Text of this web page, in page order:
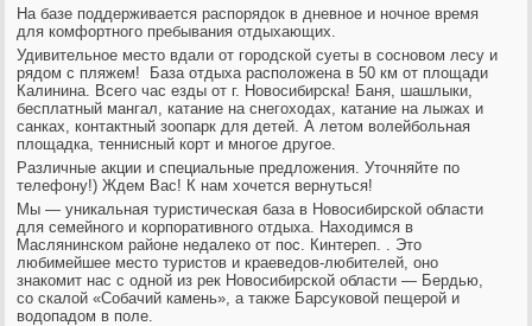
На базе поддерживается распорядок в дневное и ночное время
для комфортного пребывания отдыхающих.
Удивительное место вдали от городской суеты в сосновом лесу и
рядом с пляжем! База отдыха расположена в 50 км от площади
Калинина. Всего час езды от г. Новосибирска! Баня, шашлыки,
бесплатный мангал, катание на снегоходах, катание на лыжах и
санках, контактный зоопарк для детей. А летом волейбольная
площадка, теннисный корт и многое другое.
Различные акции и специальные предложения. Уточняйте по
телефону!) Ждем Вас! К нам хочется вернуться!
Мы — уникальная туристическая база в Новосибирской области
для семейного и корпоративного отдыха. Находимся в
Маслянинском районе недалеко от пос. Кинтереп. . Это
любимейшее место туристов и краеведов-любителей, оно
знакомит нас с одной из рек Новосибирской области — Бердью,
со скалой «Собачий камень», а также Барсуковой пещерой и
водопадом в поле.